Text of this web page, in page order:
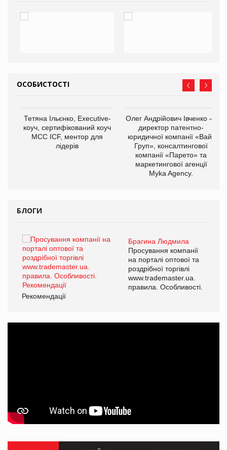
ОСОБИСТОСТІ
Тетяна Ільєнко, Executive-
коуч, сертифікований коуч
МСС ICF, ментор для
лідерів
Олег Андрійович Івченко —
директор патентно-
юридичної компанії «Вайз
Груп», консалтингової
компанії «Парето» та
маркетингової агенції
Myka Agency.
БЛОГИ
Брагина Людмила
Просування компанії
на порталі оптової та
роздрібної торгівлі
www.trademaster.ua.
правила. Особливості.
Рекомендації